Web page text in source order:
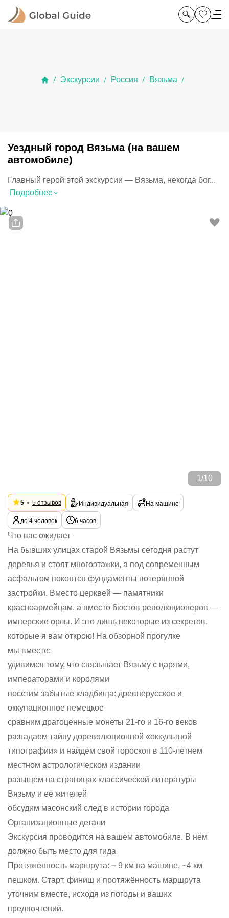
/ Экскурсии / Россия / Вязьма /
Уездный город Вязьма (на вашем
автомобиле)
Главный герой этой экскурсии — Вязьма, некогда бог...
Подробнее⌃
1 /10
5 5 отзывов Индивидуальная На машине
до 4 человек 6 часов
Что вас ожидает
На бывших улицах старой Вязьмы сегодня растут
деревья и стоят многоэтажки, а под современным
асфальтом покоятся фундаменты потерянной
застройки. Вместо церквей — памятники
красноармейцам, а вместо бюстов революционеров —
имперские орлы. И это лишь некоторые из секретов,
которые я вам открою! На обзорной прогулке
мы вместе:
удивимся тому, что связывает Вязьму с царями,
императорами и королями
посетим забытые кладбища: древнерусское и
оккупационное немецкое
сравним драгоценные монеты 21-го и 16-го веков
разгадаем тайну дореволюционной «оккультной
типографии» и найдём свой гороскоп в 110-летнем
местном астрологическом издании
разыщем на страницах классической литературы
Вязьму и её жителей
обсудим масонский след в истории города
Организационные детали
Экскурсия проводится на вашем автомобиле. В нём
должно быть место для гида
Протяжённость маршрута: ~ 9 км на машине, ~4 км
пешком. Старт, финиш и протяжённость маршрута
уточним вместе, исходя из погоды и ваших
предпочтений.